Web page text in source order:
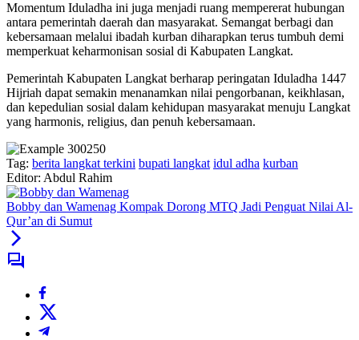
Momentum Iduladha ini juga menjadi ruang mempererat hubungan
antara pemerintah daerah dan masyarakat. Semangat berbagi dan
kebersamaan melalui ibadah kurban diharapkan terus tumbuh demi
memperkuat keharmonisan sosial di Kabupaten Langkat.
Pemerintah Kabupaten Langkat berharap peringatan Iduladha 1447
Hijriah dapat semakin menanamkan nilai pengorbanan, keikhlasan,
dan kepedulian sosial dalam kehidupan masyarakat menuju Langkat
yang harmonis, religius, dan penuh kebersamaan.
Tag: berita langkat terkini bupati langkat idul adha kurban
Editor: Abdul Rahim
Bobby dan Wamenag Kompak Dorong MTQ Jadi Penguat Nilai Al-
Qur’an di Sumut